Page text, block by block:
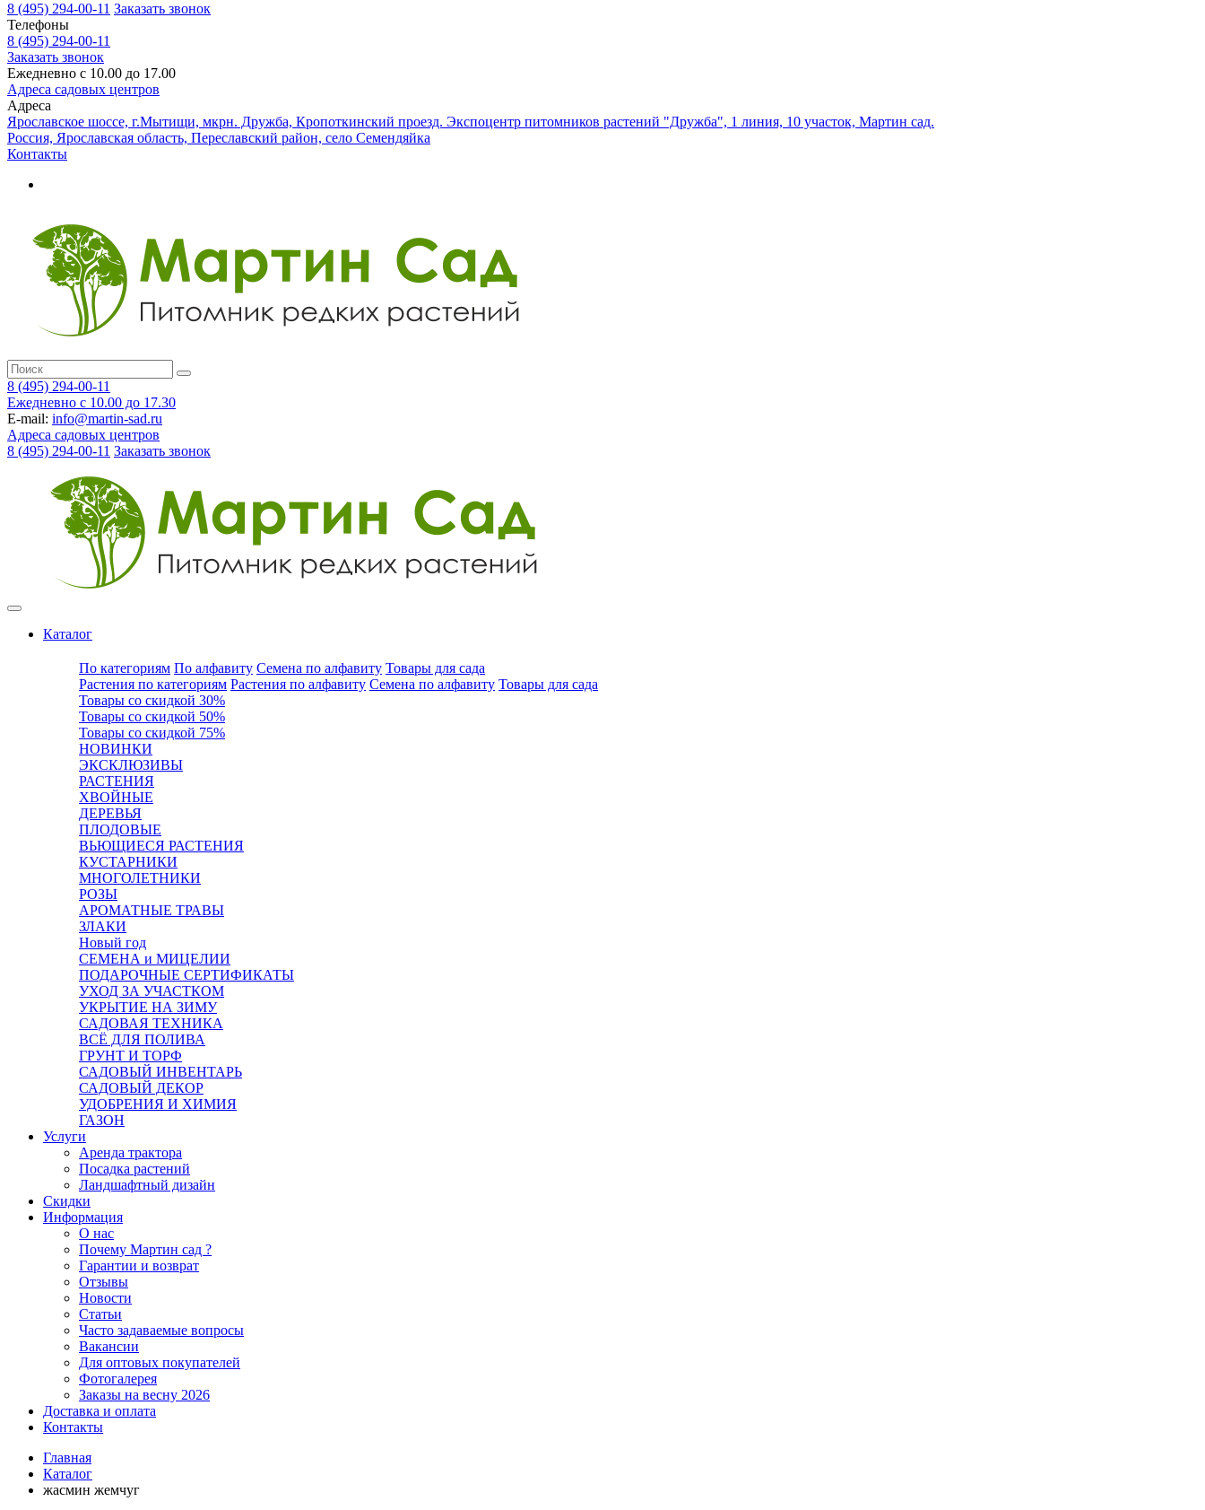
8 (495) 294-00-11 Заказать звонок
Телефоны
8 (495) 294-00-11
Заказать звонок
Ежедневно с 10.00 до 17.00
Адреса садовых центров
Адреса
Ярославское шоссе, г.Мытищи, мкрн. Дружба, Кропоткинский проезд. Экспоцентр питомников растений "Дружба", 1 линия, 10 участок, Мартин сад.
Россия, Ярославская область, Переславский район, село Семендяйка
Контакты
8 (495) 294-00-11
Ежедневно с 10.00 до 17.30
E-mail: info@martin-sad.ru
Адреса садовых центров
8 (495) 294-00-11 Заказать звонок
Каталог
По категориям По алфавиту Семена по алфавиту Товары для сада
Растения по категориям Растения по алфавиту Семена по алфавиту Товары для сада
Товары со скидкой 30%
Товары со скидкой 50%
Товары со скидкой 75%
НОВИНКИ
ЭКСКЛЮЗИВЫ
РАСТЕНИЯ
ХВОЙНЫЕ
ДЕРЕВЬЯ
ПЛОДОВЫЕ
ВЬЮЩИЕСЯ РАСТЕНИЯ
КУСТАРНИКИ
МНОГОЛЕТНИКИ
РОЗЫ
АРОМАТНЫЕ ТРАВЫ
ЗЛАКИ
Новый год
СЕМЕНА и МИЦЕЛИИ
ПОДАРОЧНЫЕ СЕРТИФИКАТЫ
УХОД ЗА УЧАСТКОМ
УКРЫТИЕ НА ЗИМУ
САДОВАЯ ТЕХНИКА
ВСЁ ДЛЯ ПОЛИВА
ГРУНТ И ТОРФ
САДОВЫЙ ИНВЕНТАРЬ
САДОВЫЙ ДЕКОР
УДОБРЕНИЯ И ХИМИЯ
ГАЗОН
Услуги
Аренда трактора
Посадка растений
Ландшафтный дизайн
Скидки
Информация
О нас
Почему Мартин сад ?
Гарантии и возврат
Отзывы
Новости
Статьи
Часто задаваемые вопросы
Вакансии
Для оптовых покупателей
Фотогалерея
Заказы на весну 2026
Доставка и оплата
Контакты
Главная
Каталог
жасмин жемчуг